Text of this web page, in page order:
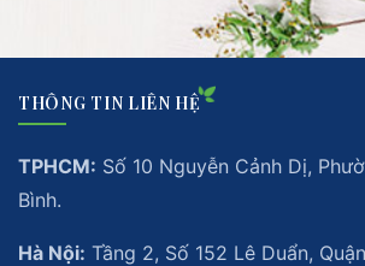
THÔNG TIN LIÊN HỆ
TPHCM: Số 10 Nguyễn Cảnh Dị,
Bình.
Hà Nội: Tầng 2, Số 152 Lê Duẩn,